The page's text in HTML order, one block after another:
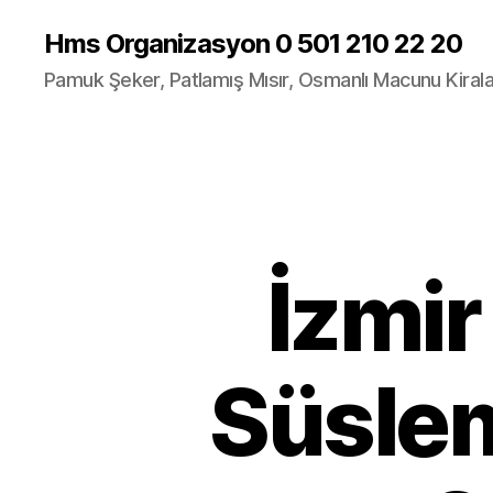
Hms Organizasyon 0 501 210 22 20
Pamuk Şeker, Patlamış Mısır, Osmanlı Macunu